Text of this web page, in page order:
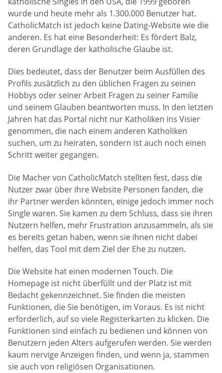
wurde und heute mehr als 1.300.000 Benutzer hat.
CatholicMatch ist jedoch keine Dating-Website wie die
anderen. Es hat eine Besonderheit: Es fördert Balz,
deren Grundlage der katholische Glaube ist.
Dies bedeutet, dass der Benutzer beim Ausfüllen des
Profils zusätzlich zu den üblichen Fragen zu seinen
Hobbys oder seiner Arbeit Fragen zu seiner Familie
und seinem Glauben beantworten muss. In den letzten
Jahren hat das Portal nicht nur Katholiken ins Visier
genommen, die nach einem anderen Katholiken
suchen, um zu heiraten, sondern ist auch noch einen
Schritt weiter gegangen.
Die Macher von CatholicMatch stellten fest, dass die
Nutzer zwar über ihre Website Personen fanden, die
ihr Partner werden könnten, einige jedoch immer noch
Single waren. Sie kamen zu dem Schluss, dass sie ihren
Nutzern helfen, mehr Frustration anzusammeln, als sie
es bereits getan haben, wenn sie ihnen nicht dabei
helfen, das Tool mit dem Ziel der Ehe zu nutzen.
Die Website hat einen modernen Touch. Die
Homepage ist nicht überfüllt und der Platz ist mit
Bedacht gekennzeichnet. Sie finden die meisten
Funktionen, die Sie benötigen, im Voraus. Es ist nicht
erforderlich, auf so viele Registerkarten zu klicken. Die
Funktionen sind einfach zu bedienen und können von
Benutzern jeden Alters aufgerufen werden. Sie werden
kaum nervige Anzeigen finden, und wenn ja, stammen
sie auch von religiösen Organisationen.